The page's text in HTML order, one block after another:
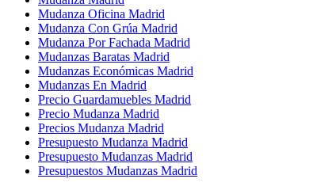
Mudanza Oficina Madrid
Mudanza Con Grúa Madrid
Mudanza Por Fachada Madrid
Mudanzas Baratas Madrid
Mudanzas Económicas Madrid
Mudanzas En Madrid
Precio Guardamuebles Madrid
Precio Mudanza Madrid
Precios Mudanza Madrid
Presupuesto Mudanza Madrid
Presupuesto Mudanzas Madrid
Presupuestos Mudanzas Madrid